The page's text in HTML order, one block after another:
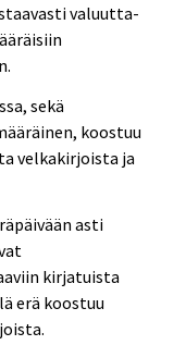
valuutta-
sekä
koostuu
velkakirjoista ja
asti
kirjatuista
erä koostuu